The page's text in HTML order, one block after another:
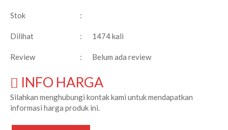
Stok :
Dilihat : 1474 kali
Review : Belum ada review
INFO HARGA
Silahkan menghubungi kontak kami untuk mendapatkan
informasi harga produk ini.